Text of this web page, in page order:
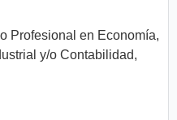
Profesional en Economía,
y/o Contabilidad,